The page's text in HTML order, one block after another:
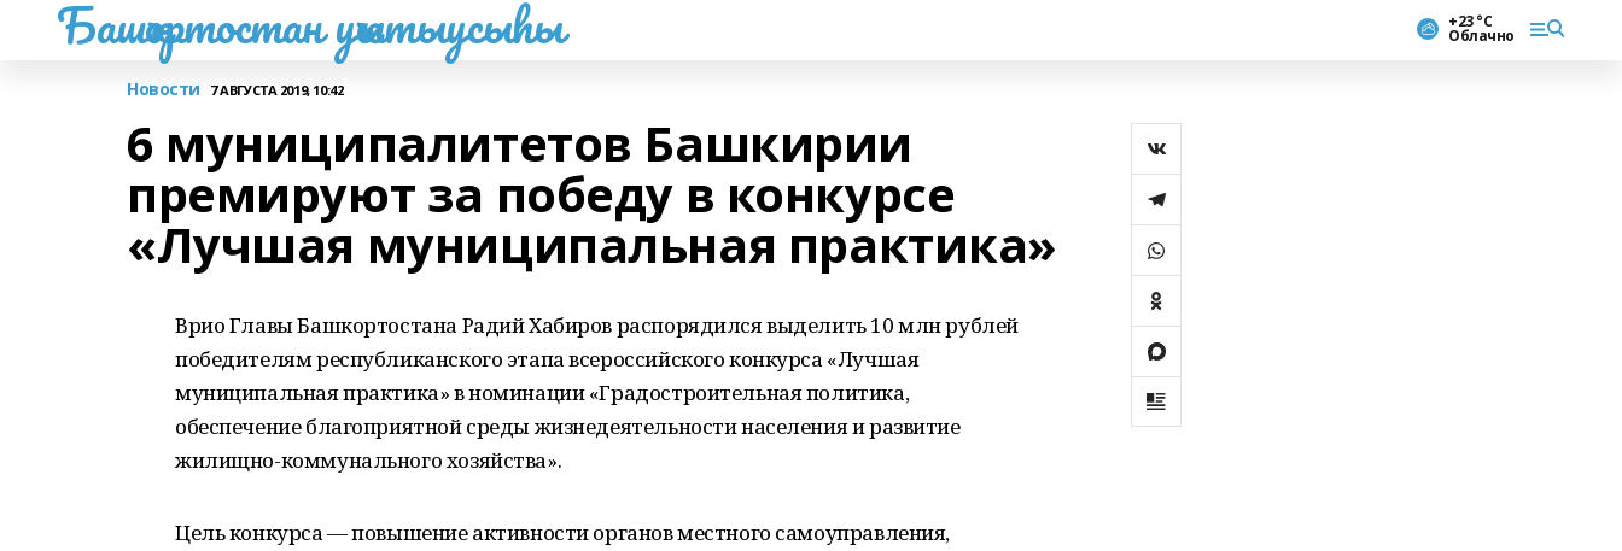
Башҡортостан уҡытыусыһы +23 °С
Облачно
Новости 7 АВГУСТА 2019, 10:42
6 муниципалитетов Башкирии
премируют за победу в конкурсе
«Лучшая муниципальная практика»
Врио Главы Башкортостана Радий Хабиров распорядился выделить 10 млн рублей
победителям республиканского этапа всероссийского конкурса «Лучшая
муниципальная практика» в номинации «Градостроительная политика,
обеспечение благоприятной среды жизнедеятельности населения и развитие
жилищно-коммунального хозяйства».
Цель конкурса — повышение активности органов местного самоуправления,